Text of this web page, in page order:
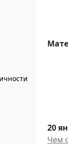
20
Чем